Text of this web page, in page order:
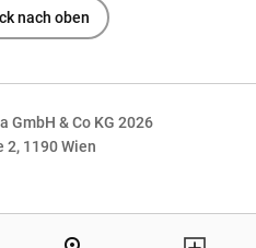
nach oben
& Co KG 2026
2, 1190 Wien